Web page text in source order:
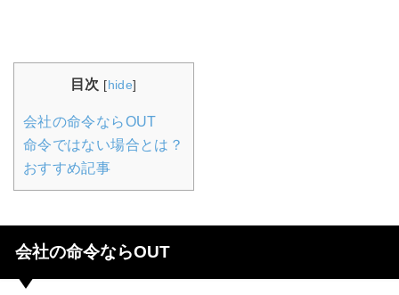
目次 [hide]
会社の命令ならOUT
命令ではない場合とは？
おすすめ記事
会社の命令ならOUT